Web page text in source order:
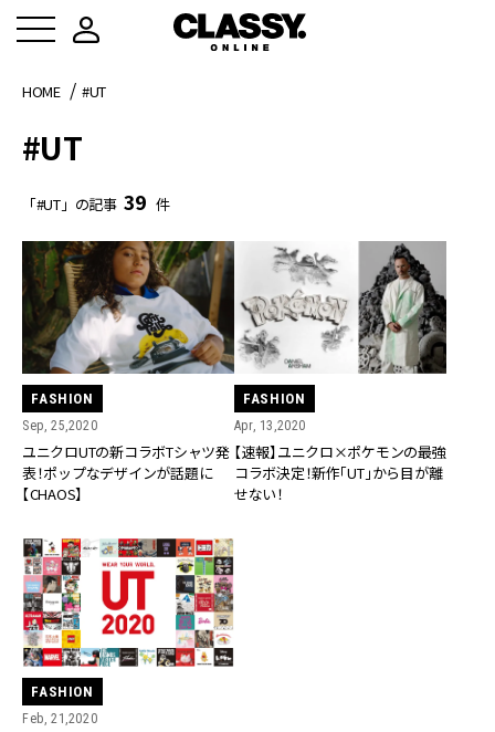
HOME #UT
#UT
「#UT」の記事 39 件
FASHION
Sep, 25,2020
ユニクロUTの新コラボTシャツ発
表！ポップなデザインが話題に
【CHAOS】
FASHION
Apr, 13,2020
【速報】ユニクロ×ポケモンの最強
コラボ決定！新作「UT」から目が離
せない！
FASHION
Feb, 21,2020